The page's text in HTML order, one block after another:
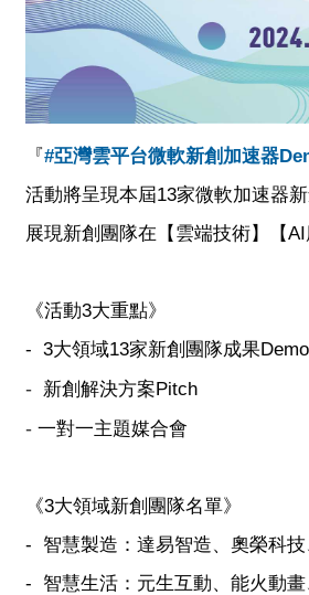
『#亞灣雲平台微軟新創加速器
活動將呈現本屆13家微軟加速器
展現新創團隊在【雲端技術】【
《活動3大重點》
- 3大領域13家新創團隊成果Demo
- 新創解決方案Pitch
- 一對一主題媒合會
《3大領域新創團隊名單》
- 智慧製造：達易智造、奧榮科
- 智慧生活：元生互動、能火動